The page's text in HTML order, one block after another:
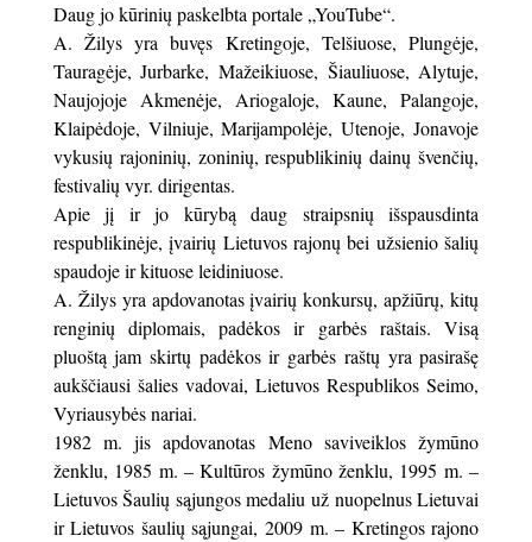
Daug jo kūrinių paskelbta portale „YouTube“.
A. Žilys yra buvęs Kretingoje, Telšiuose, Plungėje,
Tauragėje, Jurbarke, Mažeikiuose, Šiauliuose, Alytuje,
Naujojoje Akmenėje, Ariogaloje, Kaune, Palangoje,
Klaipėdoje, Vilniuje, Marijampolėje, Utenoje, Jonavoje
vykusių rajoninių, zoninių, respublikinių dainų švenčių,
festivalių vyr. dirigentas.
Apie jį ir jo kūrybą daug straipsnių išspausdinta
respublikinėje, įvairių Lietuvos rajonų bei užsienio šalių
spaudoje ir kituose leidiniuose.
A. Žilys yra apdovanotas įvairių konkursų, apžiūrų, kitų
renginių diplomais, padėkos ir garbės raštais. Visą
pluoštą jam skirtų padėkos ir garbės raštų yra pasirašę
aukščiausi šalies vadovai, Lietuvos Respublikos Seimo,
Vyriausybės nariai.
1982 m. jis apdovanotas Meno saviveiklos žymūno
ženklu, 1985 m. – Kultūros žymūno ženklu, 1995 m. –
Lietuvos Šaulių sąjungos medaliu už nuopelnus Lietuvai
ir Lietuvos šaulių sąjungai, 2009 m. – Kretingos rajono